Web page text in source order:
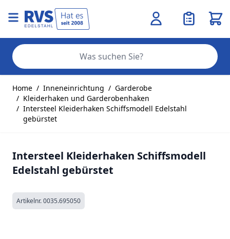
Home / Inneneinrichtung / Garderobe
/ Kleiderhaken und Garderobenhaken
/ Intersteel Kleiderhaken Schiffsmodell Edelstahl
gebürstet
Intersteel Kleiderhaken Schiffsmodell
Edelstahl gebürstet
Artikelnr.0035.695050